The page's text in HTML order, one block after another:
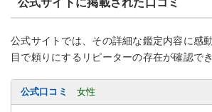
公式サイトに掲載された口コミ
公式サイトでは、その詳細な鑑定内容に感
目で頼りにするリピーターの存在が確認でき
公式口コミ 女性